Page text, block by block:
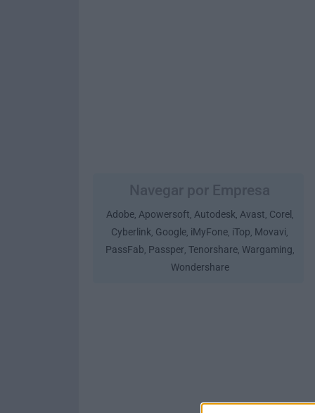
Adobe, Apowersoft, Autodesk, Avast, Corel ,
Cyberlink, Google, iMyFone, iTop, Movavi,
PassFab, Passper, Tenorshare, Wargaming,
Wondershare